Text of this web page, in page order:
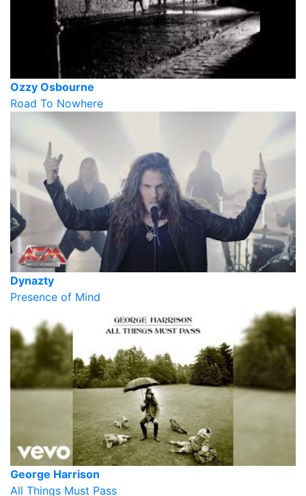
Ozzy Osbourne
Road To Nowhere
Dynazty
Presence of Mind
George Harrison
All Things Must Pass